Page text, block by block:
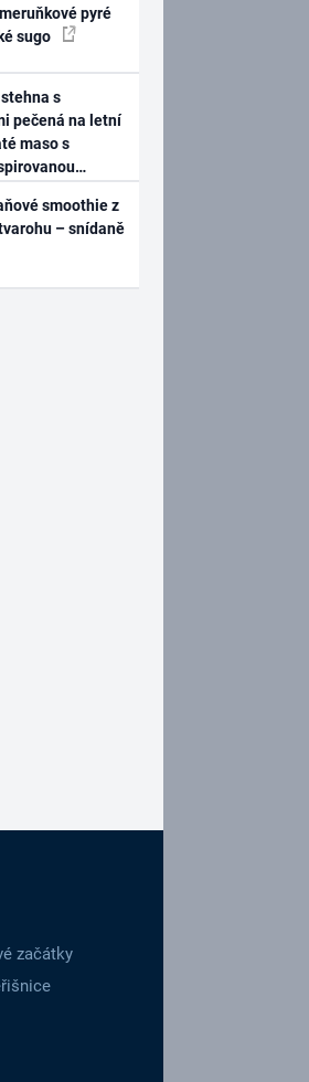
pyré
sugo
s
pečená na letní
maso s
smoothie z
– snídaně
začátky